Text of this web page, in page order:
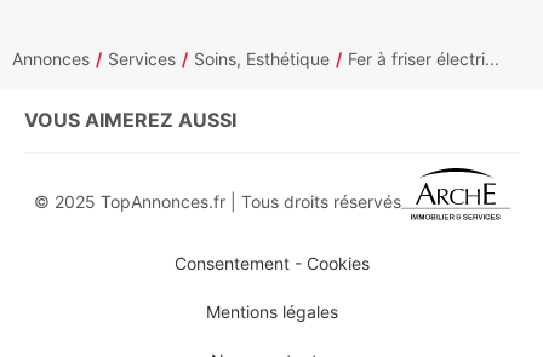
Annonces Services Soins, Esthétique Fer à friser électri...
VOUS AIMEREZ AUSSI
© 2025 TopAnnonces.fr | Tous droits réservés
Consentement - Cookies
Mentions légales